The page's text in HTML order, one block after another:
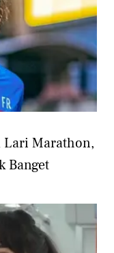
Lari Marathon,
Banget